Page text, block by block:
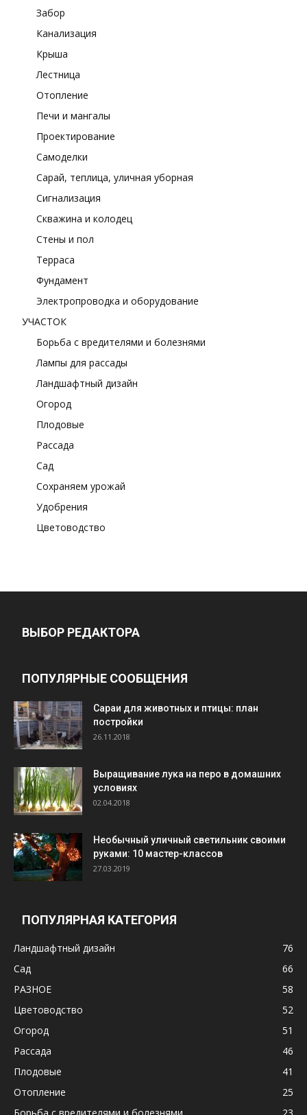
Забор
Канализация
Крыша
Лестница
Отопление
Печи и мангалы
Проектирование
Самоделки
Сарай, теплица, уличная уборная
Сигнализация
Скважина и колодец
Стены и пол
Терраса
Фундамент
Электропроводка и оборудование
УЧАСТОК
Борьба с вредителями и болезнями
Лампы для рассады
Ландшафтный дизайн
Огород
Плодовые
Рассада
Сад
Сохраняем урожай
Удобрения
Цветоводство
ВЫБОР РЕДАКТОРА
ПОПУЛЯРНЫЕ СООБЩЕНИЯ
Cараи для животных и птицы: план
постройки
26.11.2018
Выращивание лука на перо в домашних
условиях
02.04.2018
Необычный уличный светильник своими
руками: 10 мастер-классов
27.03.2019
ПОПУЛЯРНАЯ КАТЕГОРИЯ
Ландшафтный дизайн
76
Сад
66
РАЗНОЕ
58
Цветоводство
52
Огород
51
Рассада
46
Плодовые
41
Отопление
25